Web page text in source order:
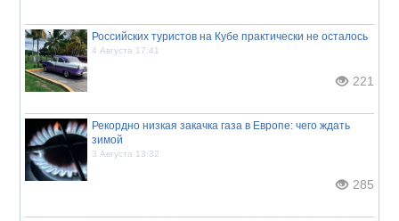
Российских туристов на Кубе практически не осталось
4 Августа 17:41
221
Рекордно низкая закачка газа в Европе: чего ждать
зимой
3 Августа 13:32
285